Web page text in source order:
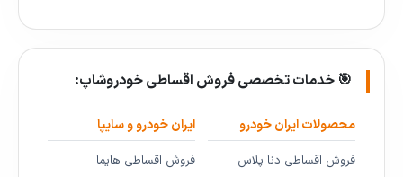
🎯 خدمات تخصصی فروش اقساطی خودروشاپ:
محصولات ایران خودرو
فروش اقساطی دنا پلاس
ایران خودرو و سایپا
فروش اقساطی هایما